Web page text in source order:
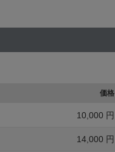
価格
10,000 円
14,000 円